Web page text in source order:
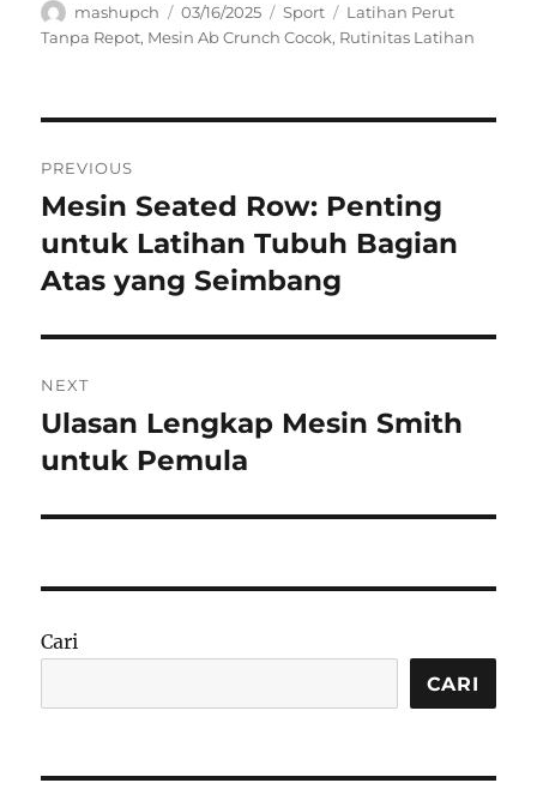
Author
mashupch
Posted
on
03/16/2025 Categories
Sport Tags
Latihan Perut
Tanpa Repot, Mesin Ab Crunch Cocok, Rutinitas Latihan
pos
PREVIOUS
Previous
post:
Mesin Seated Row: Penting
untuk Latihan Tubuh Bagian
Atas yang Seimbang
NEXT
Next
post:
Ulasan Lengkap Mesin Smith
untuk Pemula
Cari
CARI